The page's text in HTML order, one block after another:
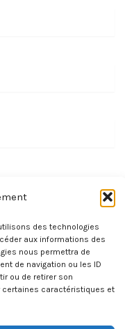
des technologies
aux informations des
nous permettra de
de navigation ou les ID
ou de retirer son
certaines caractéristiques et